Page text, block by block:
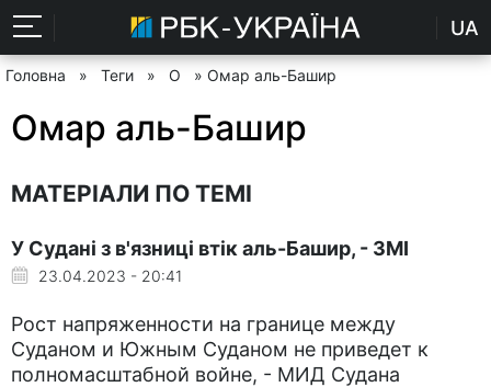
UA
Головна » Теги » О » Омар аль-Башир
Омар аль-Башир
МАТЕРІАЛИ ПО ТЕМІ
У Судані з в'язниці втік аль-Башир, - ЗМІ
23.04.2023 - 20:41
Рост напряженности на границе между
Суданом и Южным Суданом не приведет к
полномасштабной войне, - МИД Судана